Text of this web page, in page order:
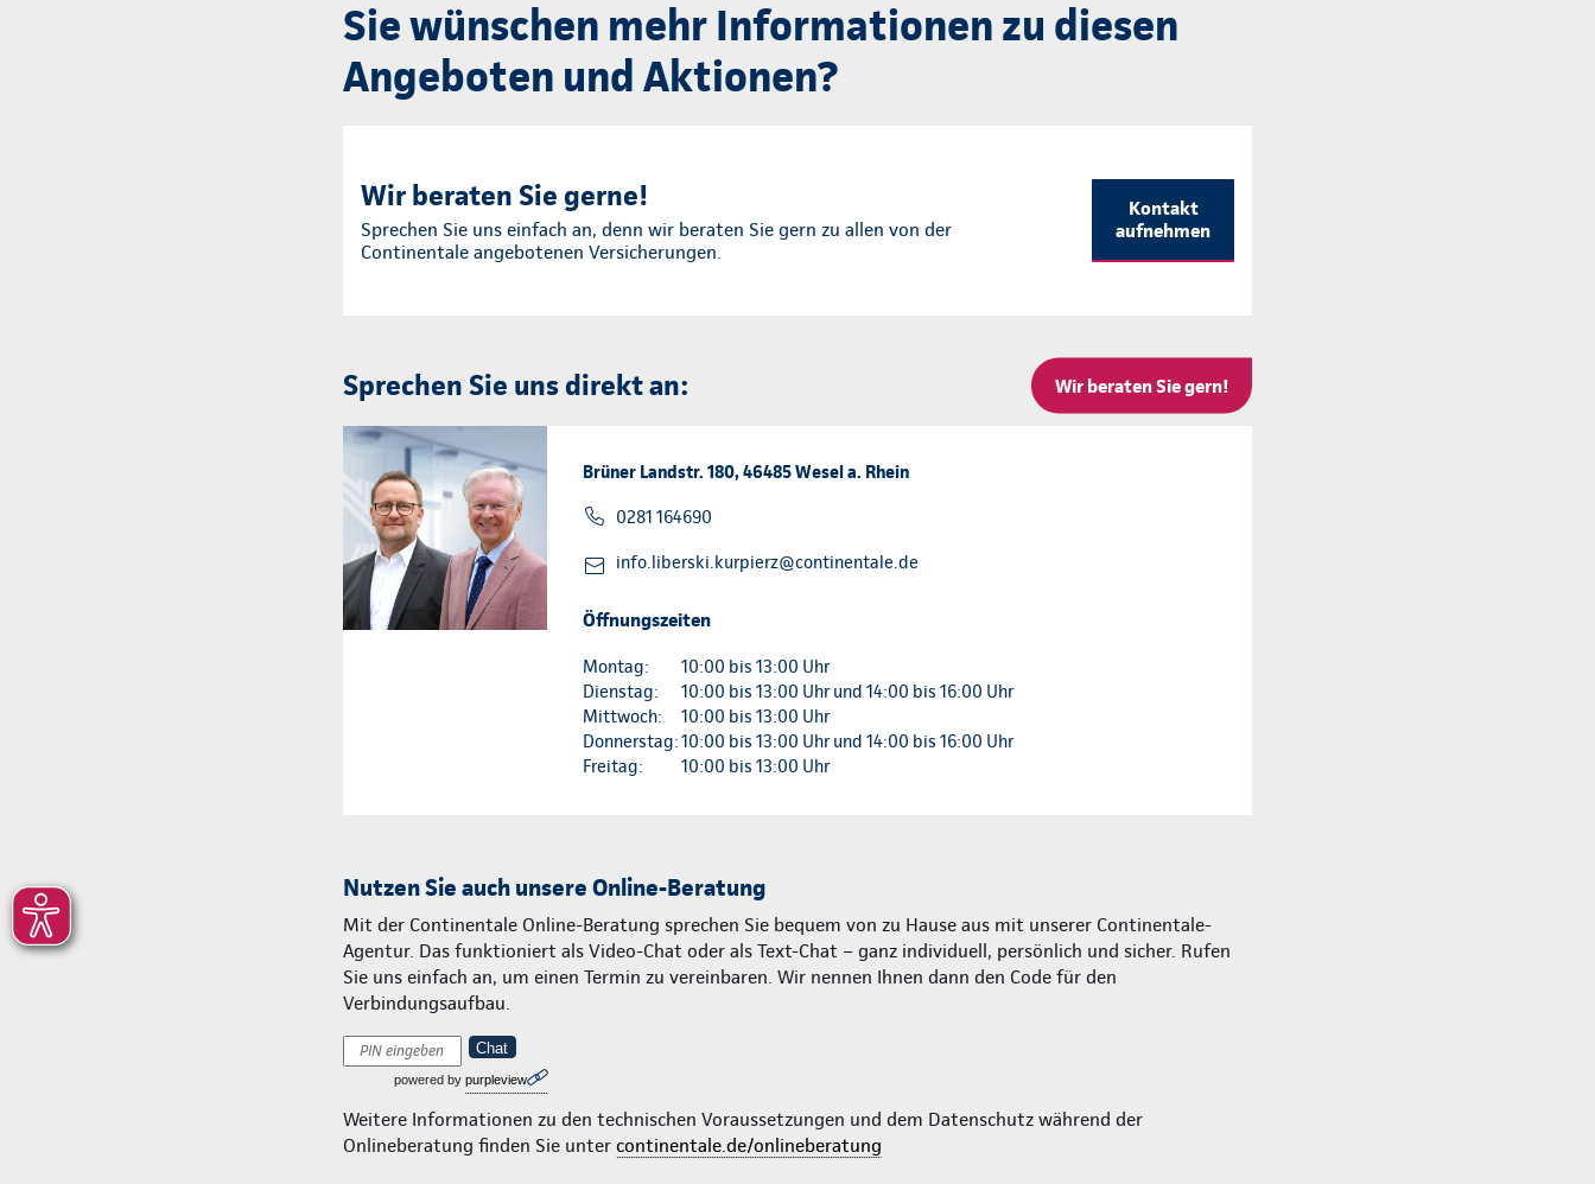
Sie wünschen mehr Informationen zu diesen
Angeboten und Aktionen?
Wir beraten Sie gerne!
Sprechen Sie uns einfach an, denn wir beraten Sie gern zu allen von der
Continentale angebotenen Versicherungen.
Kontakt
aufnehmen
Sprechen Sie uns direkt an: Wir beraten Sie gern!
Brüner Landstr. 180, 46485 Wesel a. Rhein
0281 164690
info.liberski.kurpierz@continentale.de
Öffnungszeiten
Montag:
10:00 bis 13:00 Uhr
Dienstag:
10:00 bis 13:00 Uhr und 14:00 bis 16:00 Uhr
Mittwoch:
10:00 bis 13:00 Uhr
Donnerstag:10:00 bis 13:00 Uhr und 14:00 bis 16:00 Uhr
Freitag:
10:00 bis 13:00 Uhr
Nutzen Sie auch unsere Online-Beratung
Mit der Continentale Online-Beratung sprechen Sie bequem von zu Hause aus mit unserer Continentale-
Agentur. Das funktioniert als Video-Chat oder als Text-Chat – ganz individuell, persönlich und sicher. Rufen
Sie uns einfach an, um einen Termin zu vereinbaren. Wir nennen Ihnen dann den Code für den
Verbindungsaufbau.
Chat
powered by purpleview
Weitere Informationen zu den technischen Voraussetzungen und dem Datenschutz während der
Onlineberatung finden Sie unter continentale.de/onlineberatung